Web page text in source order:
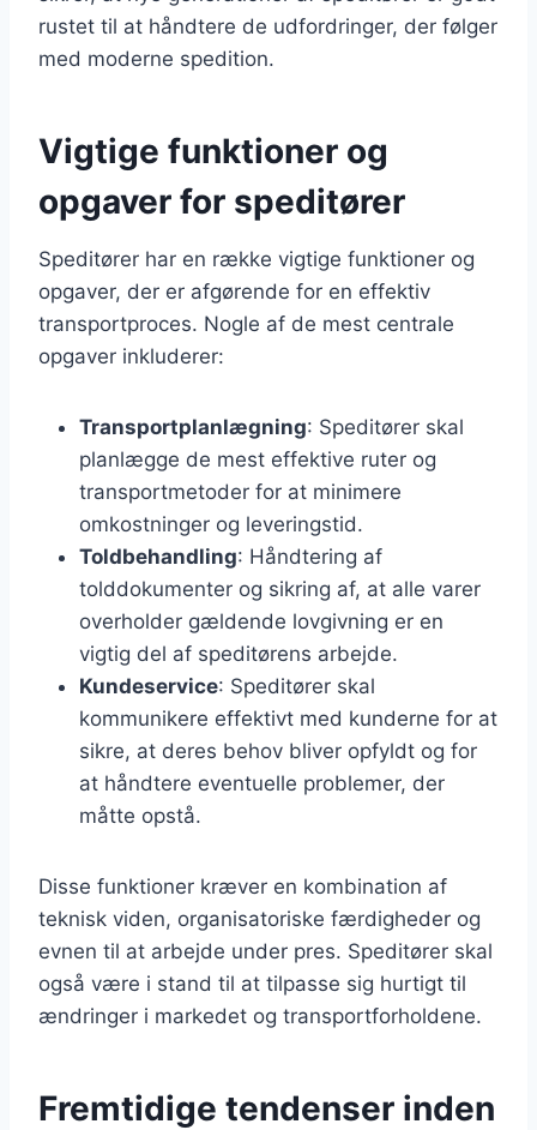
rustet til at håndtere de udfordringer, der følger
med moderne spedition.
Vigtige funktioner og
opgaver for speditører
Speditører har en række vigtige funktioner og
opgaver, der er afgørende for en effektiv
transportproces. Nogle af de mest centrale
opgaver inkluderer:
Transportplanlægning: Speditører skal
planlægge de mest effektive ruter og
transportmetoder for at minimere
omkostninger og leveringstid.
Toldbehandling: Håndtering af
tolddokumenter og sikring af, at alle varer
overholder gældende lovgivning er en
vigtig del af speditørens arbejde.
Kundeservice: Speditører skal
kommunikere effektivt med kunderne for at
sikre, at deres behov bliver opfyldt og for
at håndtere eventuelle problemer, der
måtte opstå.
Disse funktioner kræver en kombination af
teknisk viden, organisatoriske færdigheder og
evnen til at arbejde under pres. Speditører skal
også være i stand til at tilpasse sig hurtigt til
ændringer i markedet og transportforholdene.
Fremtidige tendenser inden